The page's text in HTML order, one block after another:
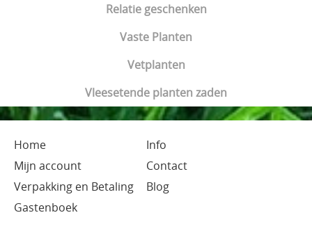
Relatie geschenken
Vaste Planten
Vetplanten
Vleesetende planten zaden
Home
Info
Mijn account
Contact
Verpakking en Betaling
Blog
Gastenboek